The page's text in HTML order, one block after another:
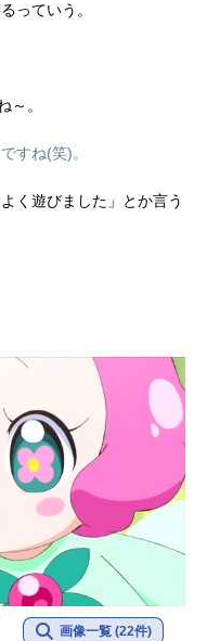
っていう。
～。
すね(笑)。
く遊びました」とか言う
画像一覧 (22件)